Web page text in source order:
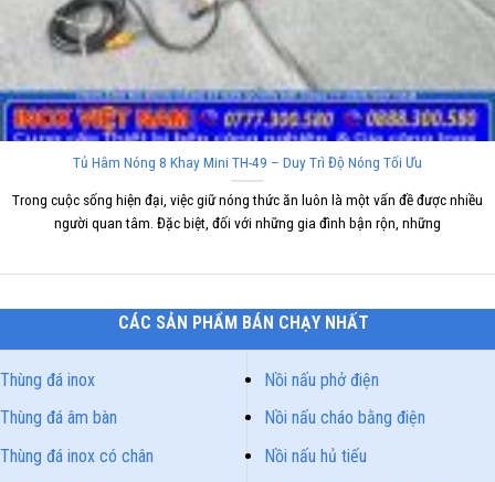
Tủ Hâm Nóng 8 Khay Mini TH-49 – Duy Trì Độ Nóng Tối Ưu
Trong cuộc sống hiện đại, việc giữ nóng thức ăn luôn là một vấn đề được nhiều
người quan tâm. Đặc biệt, đối với những gia đình bận rộn, những
CÁC SẢN PHẨM BÁN CHẠY NHẤT
Thùng đá inox
Thùng đá âm bàn
Thùng đá inox có chân
Nồi nấu phở điện
Nồi nấu cháo bằng điện
Nồi nấu hủ tiếu